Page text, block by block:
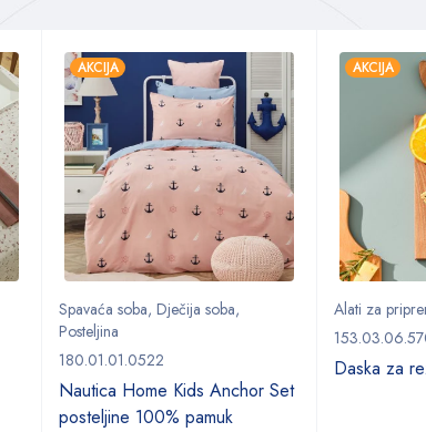
AKCIJA
Spavaća soba, Dječija soba,
Posteljina
180.01.01.0522
Nautica Home Kids Anchor Set
posteljine 100% pamuk
AKCIJA
Alati za
Daska za